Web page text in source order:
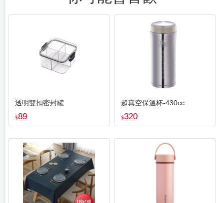
透明雙扣密封罐
$89
超真空保溫杯-430cc
$320